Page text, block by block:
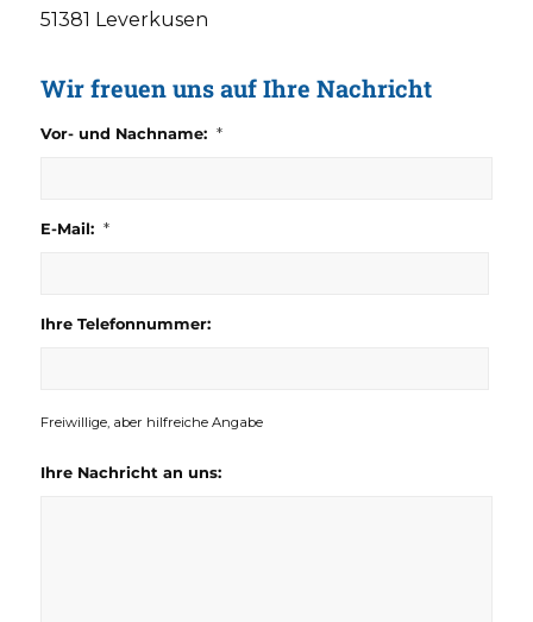
51381 Leverkusen
Wir freuen uns auf Ihre Nachricht
Vor- und Nachname: *
E-Mail: *
Ihre Telefonnummer:
Freiwillige, aber hilfreiche Angabe
Ihre Nachricht an uns: